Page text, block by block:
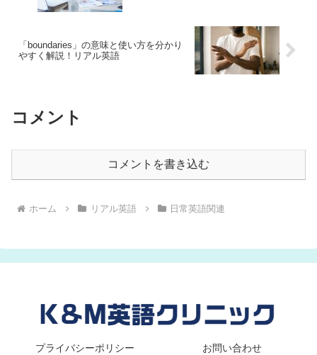
「boundaries」の意味と使い方を分かり
やすく解説！リアル英語
コメント
コメントを書き込む
ホーム リアル英語 日常英語関連
プライバシーポリシー お問い合わせ